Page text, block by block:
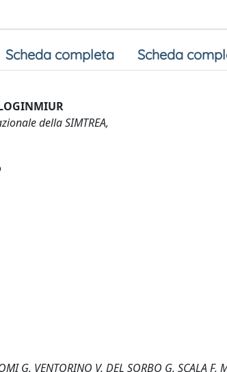
Scheda completa Scheda
della SIMTREA,
G, VENTORINO V, DEL SORBO G,